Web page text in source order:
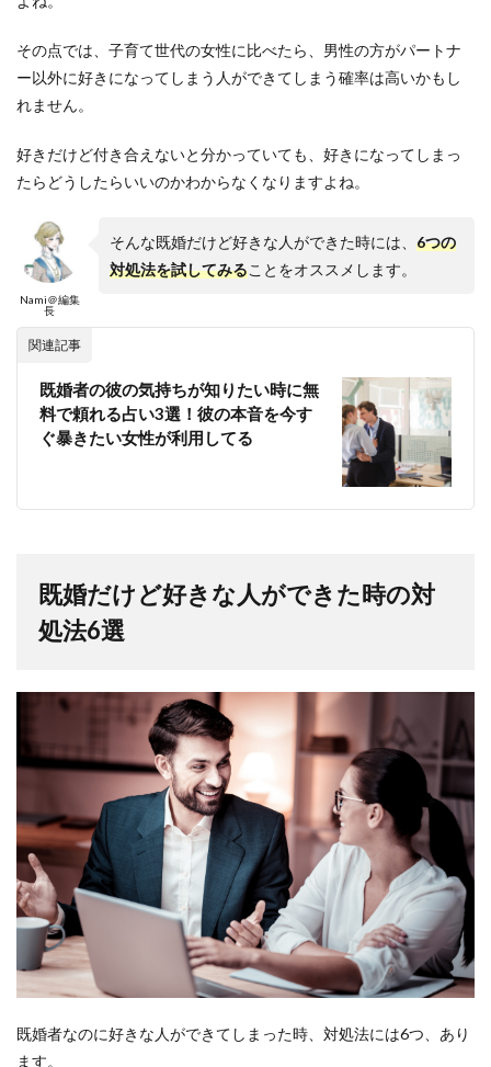
その点では、子育て世代の女性に比べたら、男性の方がパートナ
ー以外に好きになってしまう人ができてしまう確率は高いかもし
れません。
好きだけど付き合えないと分かっていても、好きになってしまっ
たらどうしたらいいのかわからなくなりますよね。
Nami＠編集
長
そんな既婚だけど好きな人ができた時には、 6つの
対処法を試してみることをオススメします。
関連記事
既婚者の彼の気持ちが知りたい時に無
料で頼れる占い3選！彼の本音を今す
ぐ暴きたい女性が利用してる
既婚だけど好きな人ができた時の対
処法6選
既婚者なのに好きな人ができてしまった時、対処法には6つ、あり
ます。